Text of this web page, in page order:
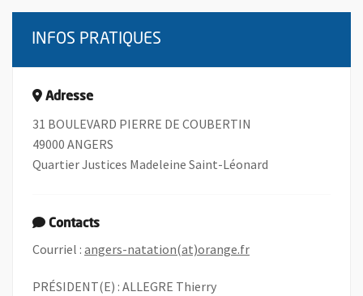
INFOS PRATIQUES
Adresse
31 BOULEVARD PIERRE DE COUBERTIN
49000 ANGERS
Quartier Justices Madeleine Saint-Léonard
Contacts
Courriel : angers-natation(at)orange.fr, Ouvre une
PRÉSIDENT(E) : ALLEGRE Thierry